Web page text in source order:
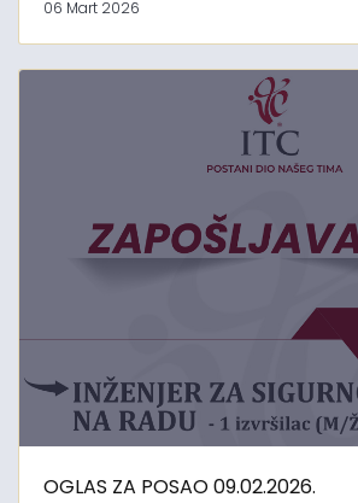
06 Mart 2026
OGLAS ZA POSAO 09.02.2026.